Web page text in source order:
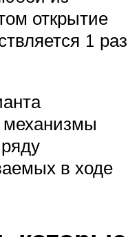
открытие
1 раз
механизмы
в ходе